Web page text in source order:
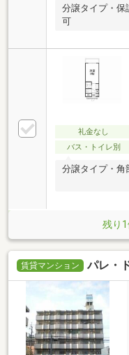
分譲タイプ・保
可
礼金なし
バス・トイレ別
分譲タイプ・角
残り
賃貸マンション パレ・